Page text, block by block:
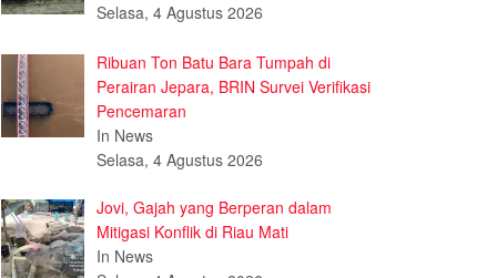
Selasa, 4 Agustus 2026
Ribuan Ton Batu Bara Tumpah di
Perairan Jepara, BRIN Survei Verifikasi
Pencemaran
In News
Selasa, 4 Agustus 2026
Jovi, Gajah yang Berperan dalam
Mitigasi Konflik di Riau Mati
In News